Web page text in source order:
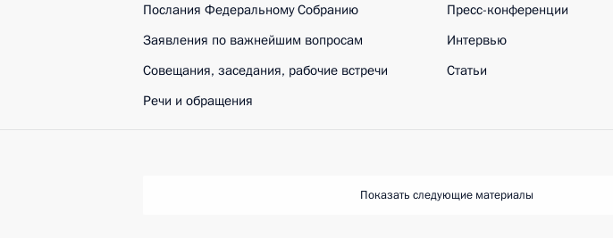
Послания Федеральному Собранию
Заявления по важнейшим вопросам
Совещания, заседания, рабочие встречи
Речи и обращения
Пресс-конференции
Интервью
Статьи
Показать следующие материалы